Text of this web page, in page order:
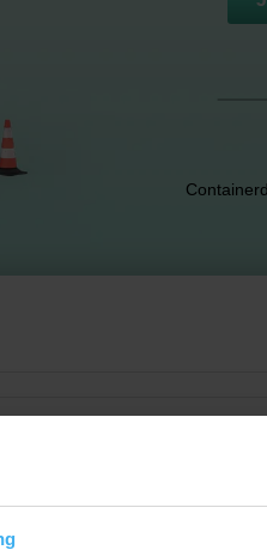
Deutschland